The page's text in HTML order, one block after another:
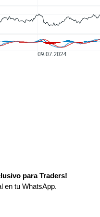
para Traders!
en tu WhatsApp.